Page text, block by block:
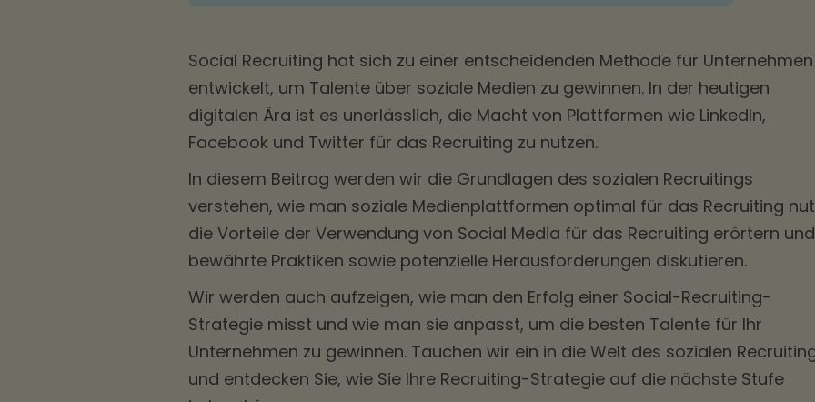
Social Recruiting hat sich zu einer entscheidenden Methode für Unternehmen
entwickelt, um Talente über soziale Medien zu gewinnen. In der heutigen
digitalen Ära ist es unerlässlich, die Macht von Plattformen wie LinkedIn,
Facebook und Twitter für das Recruiting zu nutzen.
In diesem Beitrag werden wir die Grundlagen des sozialen Recruitings
verstehen, wie man soziale Medienplattformen optimal für das Recruiting
die Vorteile der Verwendung von Social Media für das Recruiting erörtern und
bewährte Praktiken sowie potenzielle Herausforderungen diskutieren.
Wir werden auch aufzeigen, wie man den Erfolg einer Social-Recruiting-
Strategie misst und wie man sie anpasst, um die besten Talente für Ihr
Unternehmen zu gewinnen. Tauchen wir ein in die Welt des sozialen
und entdecken Sie, wie Sie Ihre Recruiting-Strategie auf die nächste Stufe